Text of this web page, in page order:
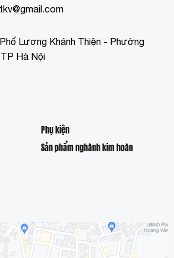
Lương Khánh Thiện - Phường
Hà Nội
Phụ kiện
Sản phẩm nghành kim hoàn